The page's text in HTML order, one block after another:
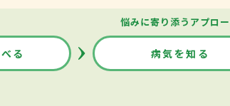
悩みに寄り添うアプロ
る 病気を知る